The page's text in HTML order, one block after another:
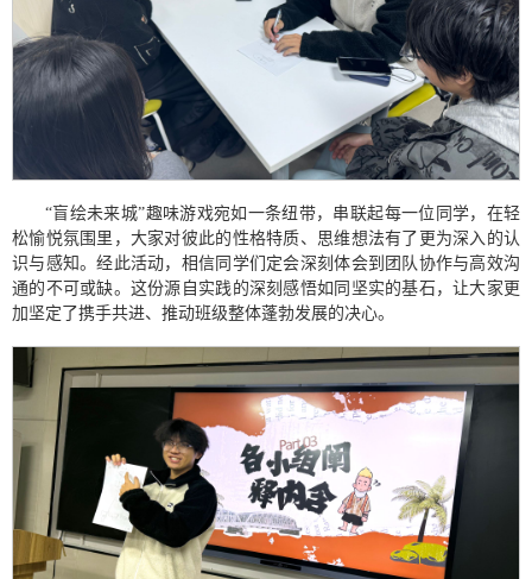
“盲绘未来城”趣味游戏宛如一条纽带，串联起每一位同学，在轻
松愉悦氛围里，大家对彼此的性格特质、思维想法有了更为深入的认
识与感知。经此活动，相信同学们定会深刻体会到团队协作与高效沟
通的不可或缺。这份源自实践的深刻感悟如同坚实的基石，让大家更
加坚定了携手共进、推动班级整体蓬勃发展的决心。